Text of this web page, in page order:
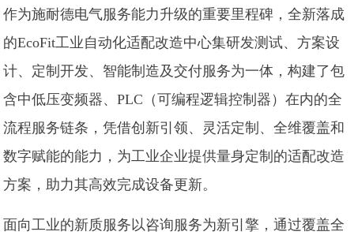
作为施耐德电气服务能力升级的重要里程碑，全新落成
的EcoFit工业自动化适配改造中心集研发测试、方案设
计、定制开发、智能制造及交付服务为一体，构建了包
含中低压变频器、PLC（可编程逻辑控制器）在内的全
流程服务链条，凭借创新引领、灵活定制、全维覆盖和
数字赋能的能力，为工业企业提供量身定制的适配改造
方案，助力其高效完成设备更新。
面向工业的新质服务以咨询服务为新引擎，通过覆盖全